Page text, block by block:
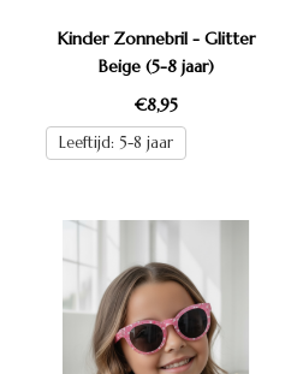
Kinder Zonnebril - Glitter
Beige (5-8 jaar)
€8,95
Leeftijd: 5-8 jaar